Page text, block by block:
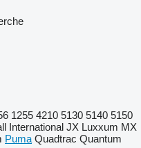
1255 4210 5130 5140 5150
International JX Luxxum MX
Puma Quadtrac Quantum